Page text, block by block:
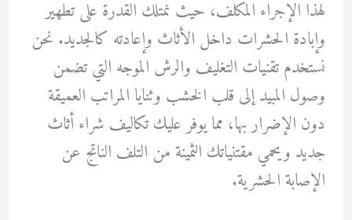
لهذا الإجراء المكلف، حيث نمتلك القدرة على تطهير
وإبادة الحشرات داخل الأثاث وإعادته كالجديد. نحن
نستخدم تقنيات التغليف والرش الموجه التي تضمن
وصول المبيد إلى قلب الخشب وثنايا المراتب العميقة
دون الإضرار بها، مما يوفر عليك تكاليف شراء أثاث
جديد ويحمي مقتنياتك الثمينة من التلف الناتج عن
الإصابة الحشرية.